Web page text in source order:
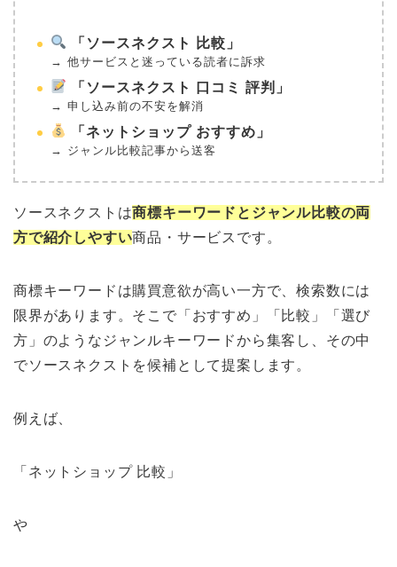
「ソースネクスト 比較」
→ 他サービスと迷っている読者に訴求
「ソースネクスト 口コミ 評判」
→ 申し込み前の不安を解消
「ネットショップ おすすめ」
→ ジャンル比較記事から送客
ソースネクストは商標キーワードとジャンル比較の両
方で紹介しやすい商品・サービスです。
商標キーワードは購買意欲が高い一方で、検索数には
限界があります。そこで「おすすめ」「比較」「選び
方」のようなジャンルキーワードから集客し、その中
でソースネクストを候補として提案します。
例えば、
「ネットショップ 比較」
や